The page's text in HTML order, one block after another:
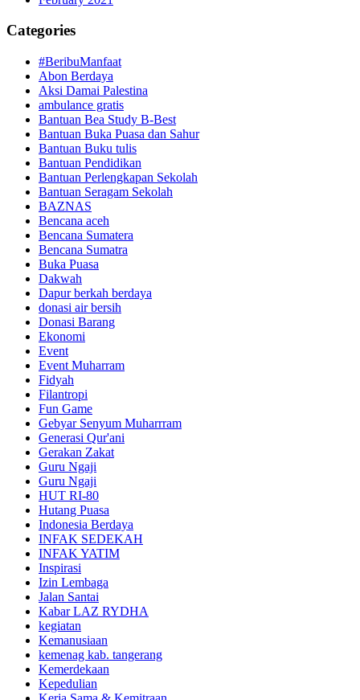
Categories
#BeribuManfaat
Abon Berdaya
Aksi Damai Palestina
ambulance gratis
Bantuan Bea Study B-Best
Bantuan Buka Puasa dan Sahur
Bantuan Buku tulis
Bantuan Pendidikan
Bantuan Perlengkapan Sekolah
Bantuan Seragam Sekolah
BAZNAS
Bencana aceh
Bencana Sumatera
Bencana Sumatra
Buka Puasa
Dakwah
Dapur berkah berdaya
donasi air bersih
Donasi Barang
Ekonomi
Event
Event Muharram
Fidyah
Filantropi
Fun Game
Gebyar Senyum Muharrram
Generasi Qur'ani
Gerakan Zakat
Guru Ngaji
Guru Ngaji
HUT RI-80
Hutang Puasa
Indonesia Berdaya
INFAK SEDEKAH
INFAK YATIM
Inspirasi
Izin Lembaga
Jalan Santai
Kabar LAZ RYDHA
kegiatan
Kemanusiaan
kemenag kab. tangerang
Kemerdekaan
Kepedulian